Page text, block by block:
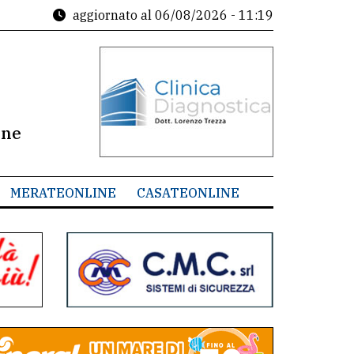
aggiornato al 06/08/2026 - 11:19
MERATEONLINE CASATEONLINE